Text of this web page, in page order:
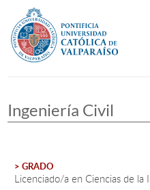
Investigación, Creación e
Vinculación con el Medio
Ingeniería Civil
> GRADO
Licenciado/a en Ciencias de la